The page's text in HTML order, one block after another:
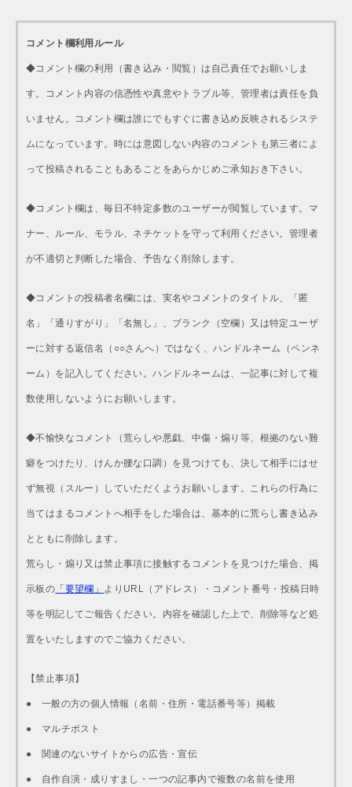
コメント欄利用ルール
◆コメント欄の利用（書き込み・閲覧）は自己責任でお願いしま
す。コメント内容の信憑性や真意やトラブル等、管理者は責任を負
いません。コメント欄は誰にでもすぐに書き込め反映されるシステ
ムになっています。時には意図しない内容のコメントも第三者によ
って投稿されることもあることをあらかじめご承知おき下さい。
◆コメント欄は、毎日不特定多数のユーザーが閲覧しています。マ
ナー、ルール、モラル、ネチケットを守って利用ください。管理者
が不適切と判断した場合、予告なく削除します。
◆コメントの投稿者名欄には、実名やコメントのタイトル、「匿
名」「通りすがり」「名無し」、ブランク（空欄）又は特定ユーザ
ーに対する返信名（○○さんへ）ではなく、ハンドルネーム（ペンネ
ーム）を記入してください。ハンドルネームは、一記事に対して複
数使用しないようにお願いします。
◆不愉快なコメント（荒らしや悪戯、中傷・煽り等、根拠のない難
癖をつけたり、けんか腰な口調）を見つけても、決して相手にはせ
ず無視（スルー）していただくようお願いします。これらの行為に
当てはまるコメントへ相手をした場合は、基本的に荒らし書き込み
とともに削除します。
荒らし・煽り又は禁止事項に接触するコメントを見つけた場合、掲
示板の 「要望欄」 よりURL（アドレス）・コメント番号・投稿日時
等を明記してご報告ください。内容を確認した上で、削除等など処
置をいたしますのでご協力ください。
【禁止事項】
● 一般の方の個人情報（名前・住所・電話番号等）掲載
● マルチポスト
● 関連のないサイトからの広告・宣伝
● 自作自演・成りすまし・一つの記事内で複数の名前を使用